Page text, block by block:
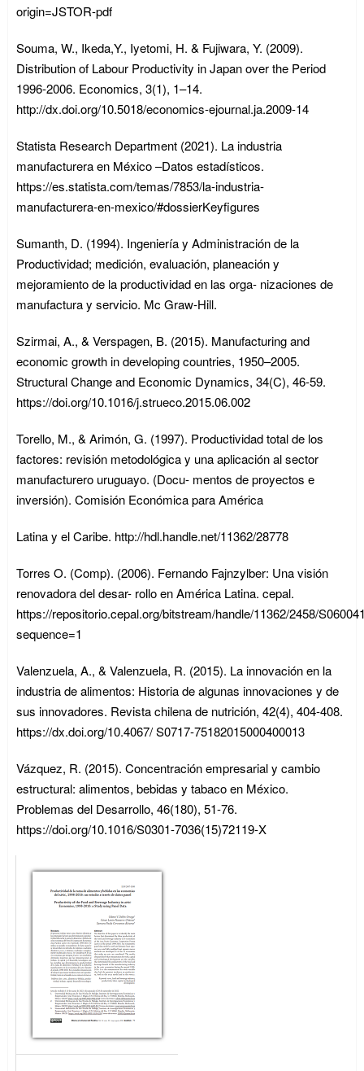
origin=JSTOR-pdf
Souma, W., Ikeda,Y., Iyetomi, H. & Fujiwara, Y. (2009).
Distribution of Labour Productivity in Japan over the Period
1996-2006. Economics, 3(1), 1–14.
http://dx.doi.org/10.5018/economics-ejournal.ja.2009-14
Statista Research Department (2021). La industria
manufacturera en México –Datos estadísticos.
https://es.statista.com/temas/7853/la-industria-
manufacturera-en-mexico/#dossierKeyfigures
Sumanth, D. (1994). Ingeniería y Administración de la
Productividad; medición, evaluación, planeación y
mejoramiento de la productividad en las orga- nizaciones de
manufactura y servicio. Mc Graw-Hill.
Szirmai, A., & Verspagen, B. (2015). Manufacturing and
economic growth in developing countries, 1950–2005.
Structural Change and Economic Dynamics, 34(C), 46-59.
https://doi.org/10.1016/j.strueco.2015.06.002
Torello, M., & Arimón, G. (1997). Productividad total de los
factores: revisión metodológica y una aplicación al sector
manufacturero uruguayo. (Docu- mentos de proyectos e
inversión). Comisión Económica para América
Latina y el Caribe. http://hdl.handle.net/11362/28778
Torres O. (Comp). (2006). Fernando Fajnzylber: Una visión
renovadora del desar- rollo en América Latina. cepal.
https://repositorio.cepal.org/bitstream/handle/11362/2458/
sequence=1
Valenzuela, A., & Valenzuela, R. (2015). La innovación en la
industria de alimentos: Historia de algunas innovaciones y de
sus innovadores. Revista chilena de nutrición, 42(4), 404-408.
https://dx.doi.org/10.4067/ S0717-75182015000400013
Vázquez, R. (2015). Concentración empresarial y cambio
estructural: alimentos, bebidas y tabaco en México.
Problemas del Desarrollo, 46(180), 51-76.
https://doi.org/10.1016/S0301-7036(15)72119-X